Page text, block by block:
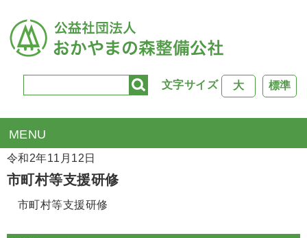
文字サイズ 標準
大
TOP>公社行事
令和2年11月12日
市町村等支援研修
市町村等支援研修